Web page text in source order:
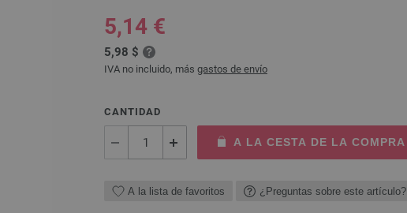
5,14 €
5,98 $
IVA no incluido, más gastos de envío
CANTIDAD
A LA CESTA DE LA COMPRA
A la lista de favoritos ¿Preguntas sobre este artículo?